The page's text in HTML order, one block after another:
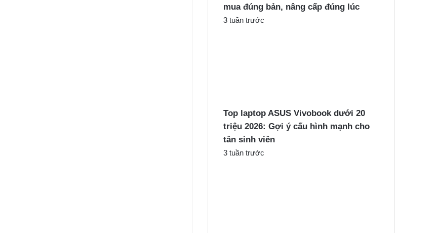
mua đúng bản, nâng cấp đúng lúc
3 tuần trước
Top laptop ASUS Vivobook dưới 20
triệu 2026: Gợi ý cấu hình mạnh cho
tân sinh viên
3 tuần trước